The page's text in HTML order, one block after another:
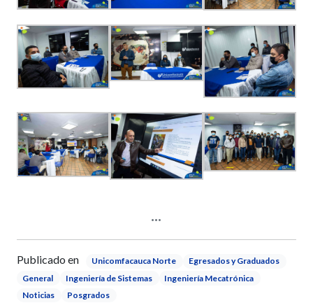
Publicado en Unicomfacauca Norte
Egresados y Graduados
General
Ingeniería de Sistemas
Ingeniería Mecatrónica
Noticias
Posgrados